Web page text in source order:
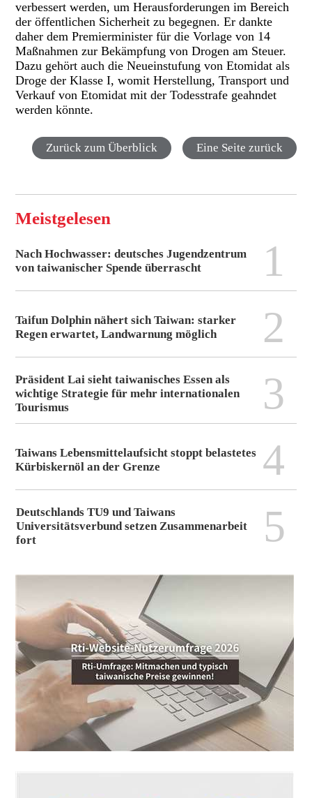
verbessert werden, um Herausforderungen im Bereich
der öffentlichen Sicherheit zu begegnen. Er dankte
daher dem Premierminister für die Vorlage von 14
Maßnahmen zur Bekämpfung von Drogen am Steuer.
Dazu gehört auch die Neueinstufung von Etomidat als
Droge der Klasse I, womit Herstellung, Transport und
Verkauf von Etomidat mit der Todesstrafe geahndet
werden könnte.
Zurück zum Überblick Eine Seite zurück
Meistgelesen
Nach Hochwasser: deutsches Jugendzentrum
von taiwanischer Spende überrascht
1
Taifun Dolphin nähert sich Taiwan: starker
Regen erwartet, Landwarnung möglich
2
Präsident Lai sieht taiwanisches Essen als
wichtige Strategie für mehr internationalen
Tourismus
3
Taiwans Lebensmittelaufsicht stoppt belastetes
Kürbiskernöl an der Grenze
4
Deutschlands TU9 und Taiwans
Universitätsverbund setzen Zusammenarbeit
fort
5